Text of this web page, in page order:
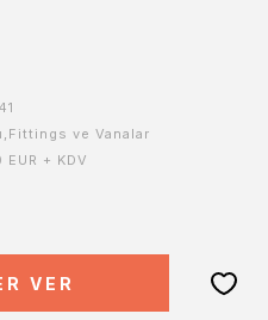
ve Vanalar
+ KDV
VER